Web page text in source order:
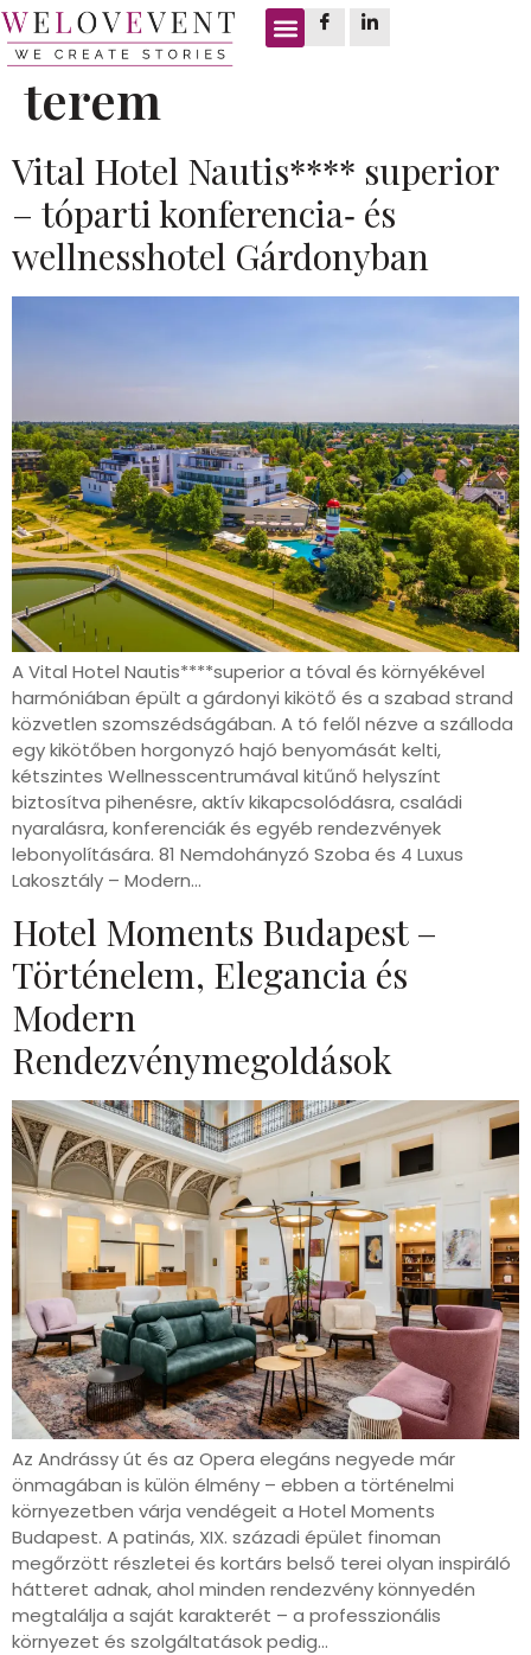
Címke:bowling
terem
Vital Hotel Nautis**** superior
– tóparti konferencia‑ és
wellnesshotel Gárdonyban
A Vital Hotel Nautis****superior a tóval és környékével
harmóniában épült a gárdonyi kikötő és a szabad strand
közvetlen szomszédságában. A tó felől nézve a szálloda
egy kikötőben horgonyzó hajó benyomását kelti,
kétszintes Wellnesscentrumával kitűnő helyszínt
biztosítva pihenésre, aktív kikapcsolódásra, családi
nyaralásra, konferenciák és egyéb rendezvények
lebonyolítására. 81 Nemdohányzó Szoba és 4 Luxus
Lakosztály – Modern…
Hotel Moments Budapest –
Történelem, Elegancia és
Modern
Rendezvénymegoldások
Az Andrássy út és az Opera elegáns negyede már
önmagában is külön élmény – ebben a történelmi
környezetben várja vendégeit a Hotel Moments
Budapest. A patinás, XIX. századi épület finoman
megőrzött részletei és kortárs belső terei olyan inspiráló
hátteret adnak, ahol minden rendezvény könnyedén
megtalálja a saját karakterét – a professzionális
környezet és szolgáltatások pedig…